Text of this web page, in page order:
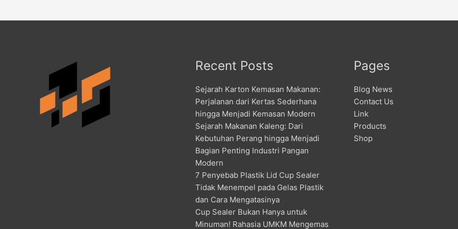
Recent Posts
Sejarah Karton Kemasan Makanan:
Perjalanan dari Kertas Sederhana
hingga Menjadi Kemasan Modern
Sejarah Makanan Kaleng: Dari
Kebutuhan Perang hingga Menjadi
Bagian Penting Industri Pangan
Modern
7 Penyebab Plastik Lid Cup Sealer
Tidak Menempel pada Gelas Plastik
dan Cara Mengatasinya
Cup Sealer Bukan Hanya untuk
Minuman! Rahasia UMKM Mengemas
Pages
Blog News
Contact Us
Link
Products
Shop